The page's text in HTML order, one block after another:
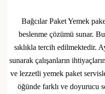
Bağcılar Paket Yemek
beslenme çözümü sunar.
sıklıkla tercih edilmektedir.
sunarak çalışanların
ve lezzetli yemek paket
öğünde farklı ve doyurucu